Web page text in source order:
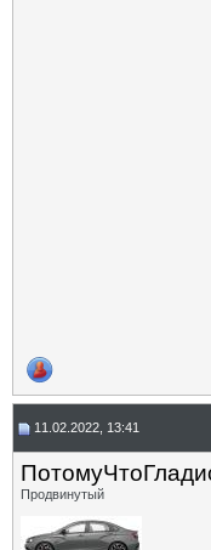
11.02.2022, 13:41
Продвинутый